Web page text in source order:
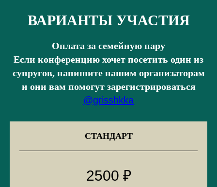
ВАРИАНТЫ УЧАСТИЯ
Оплата за семейную пару
Если конференцию хочет посетить один из
супругов, напишите нашим организаторам
и они вам помогут зарегистрироваться
@grisshkka
СТАНДАРТ
2500 ₽